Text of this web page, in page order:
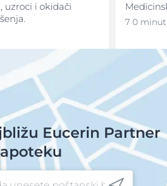
uzroci i okidači
7 0
Eucerin Partner
apoteku